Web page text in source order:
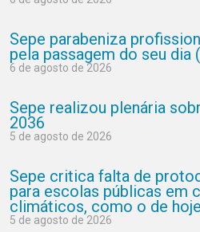
Sepe parabeniza
pela passagem do seu dia
6 de agosto de 2026
Sepe realizou plenária
2036
5 de agosto de 2026
Sepe critica falta de
para escolas públicas em
climáticos, como o de
5 de agosto de 2026